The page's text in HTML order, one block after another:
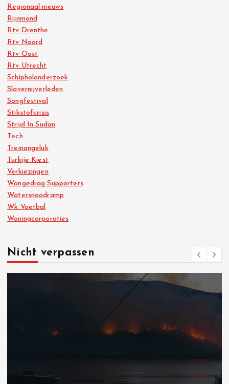
Regionaal nieuws
Rijnmond
Rtv Drenthe
Rtv Noord
Rtv Oost
Rtv Utrecht
Schipholonderzoek
Slavernijverleden
Songfestival
Stikstofcrisis
Strijd In Sudan
Tech
Treinongeluk
Turkije Kiest
Verkiezingen
Wangedrag Supporters
Watersnoodramp
Wk Voetbal
Woningcorporaties
Nicht verpassen